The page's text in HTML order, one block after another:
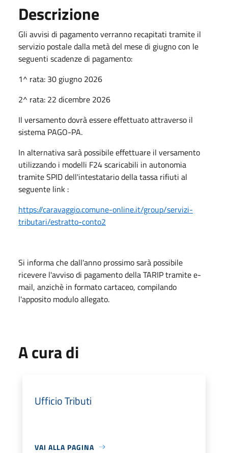
Descrizione
Gli avvisi di pagamento verranno recapitati tramite il
servizio postale dalla metà del mese di giugno con le
seguenti scadenze di pagamento:
1^ rata: 30 giugno 2026
2^ rata: 22 dicembre 2026
Il versamento dovrà essere effettuato attraverso il
sistema PAGO-PA.
In alternativa sarà possibile effettuare il versamento
utilizzando i modelli F24 scaricabili in autonomia
tramite SPID dell'intestatario della tassa rifiuti al
seguente link :
https://caravaggio.comune-online.it/group/servizi-
tributari/estratto-conto2
Si informa che dall'anno prossimo sarà possibile
ricevere l'avviso di pagamento della TARIP tramite e-
mail, anzichè in formato cartaceo, compilando
l'apposito modulo allegato.
A cura di
Ufficio Tributi
VAI ALLA PAGINA